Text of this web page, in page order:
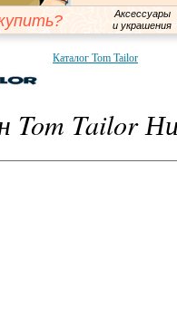
Аксессуары
и украшения
Каталог Tom Tailor
Tom Tailor